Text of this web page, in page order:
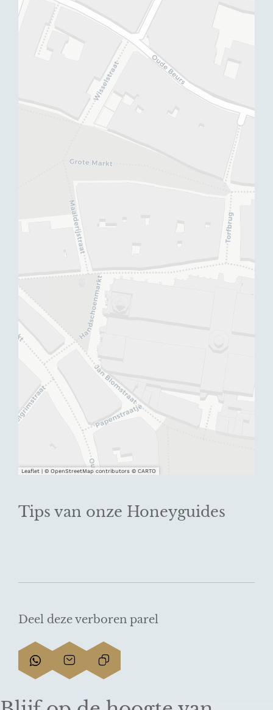
Tips van onze Honeyguides
Leaflet | © OpenStreetMap contributors © CARTO
Deel deze verboren parel
D
e
D
e
L
i